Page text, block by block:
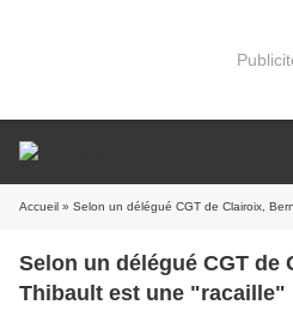
Accueil » Selon un délégué CGT de Clairoix,
Selon un délégué CGT de
Thibault est une "racaille"